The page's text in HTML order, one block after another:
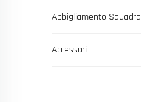
Abbigliamento Squadra
Accessori